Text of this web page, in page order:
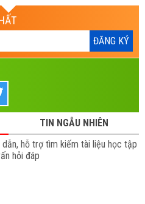
TIN NGẪU NHIÊN
dẫn, hỗ trợ tìm kiếm tài liệu học tập
hỏi đáp